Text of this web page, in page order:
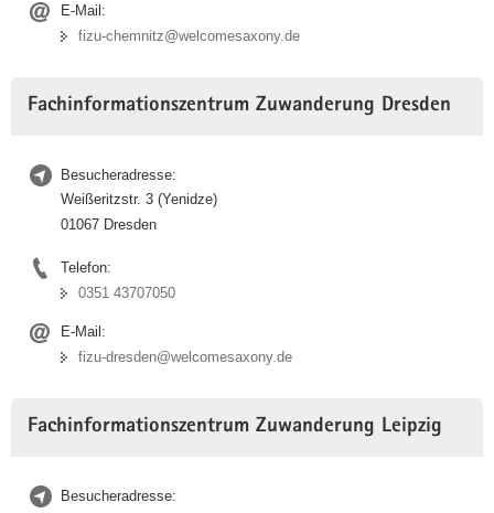
E-Mail:
fizu-chemnitz@welcomesaxony.de
Fachinformationszentrum Zuwanderung Dresden
Besucheradresse:
Weißeritzstr. 3 (Yenidze)
01067 Dresden
Telefon:
0351 43707050
E-Mail:
fizu-dresden@welcomesaxony.de
Fachinformationszentrum Zuwanderung Leipzig
Besucheradresse: